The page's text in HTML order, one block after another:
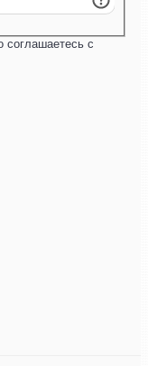
соглашаетесь с